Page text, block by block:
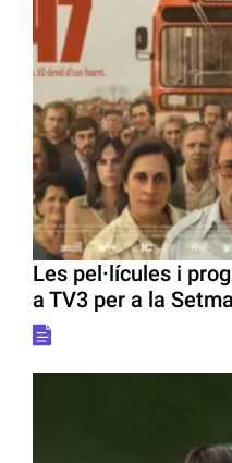
Les pel·lícules i
a TV3 per a la